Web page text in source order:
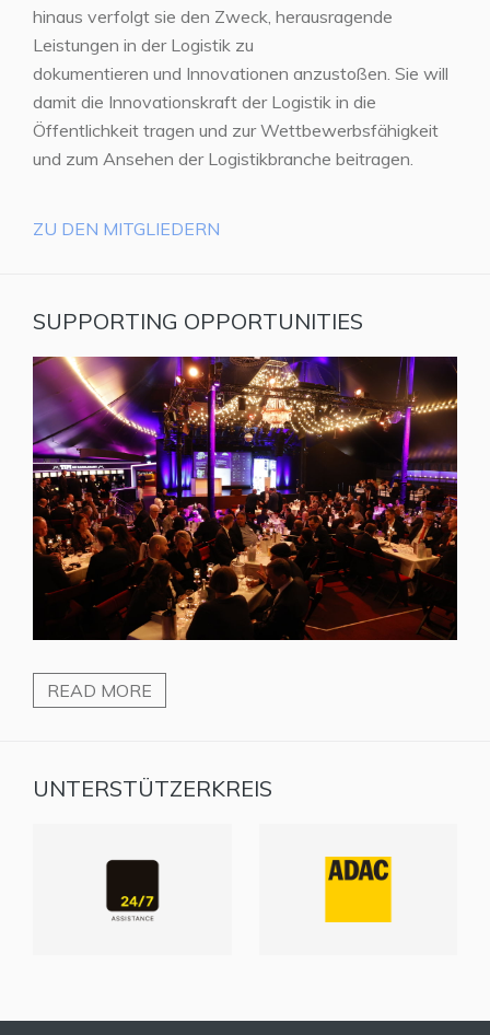
hinaus verfolgt sie den Zweck, herausragende
Leistungen in der Logistik zu
dokumentieren und Innovationen anzustoßen. Sie will
damit die Innovationskraft der Logistik in die
Öffentlichkeit tragen und zur Wettbewerbsfähigkeit
und zum Ansehen der Logistikbranche beitragen.
ZU DEN MITGLIEDERN
SUPPORTING OPPORTUNITIES
READ MORE
UNTERSTÜTZERKREIS